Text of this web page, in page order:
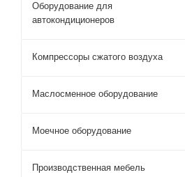
Оборудование для
автокондиционеров
Компрессоры сжатого воздуха
Маслосменное оборудование
Моечное оборудование
Производственная мебель